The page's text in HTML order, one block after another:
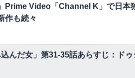
Prime Video「Channel K」で日本
作も続々
んだ女」第31-35話あらすじ：ド